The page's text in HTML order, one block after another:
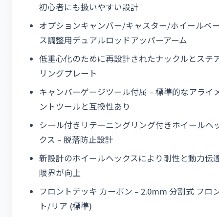
初心者にも扱いやすい設計
オプションキャンバー/キャスター/ホイールベ
ス調整用デュアルロッドアッパーアーム
低重心化のために再設計されたナックルとステ
リングプレート
キャンバーゲージツール付属 – 標準的なアライ
ントツールと互換性あり
シール付きリテーニングリング付きホイールヘ
クス – 脱落防止設計
新設計のホイールヘックスにより剛性と動力伝
限界が向上
フロントデッキ ​​カーボン – 2.0mm 分割式 フロ
ト/リア (標準)